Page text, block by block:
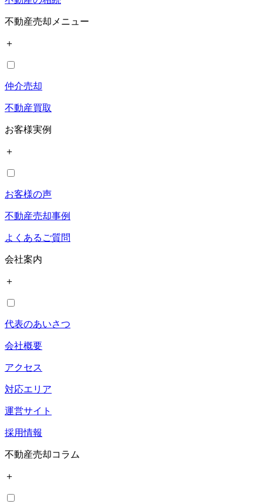
不動産売却メニュー
＋
仲介売却
不動産買取
お客様実例
＋
お客様の声
不動産売却事例
よくあるご質問
会社案内
＋
代表のあいさつ
会社概要
アクセス
対応エリア
運営サイト
採用情報
不動産売却コラム
＋